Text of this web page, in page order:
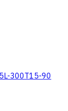
300T15-90